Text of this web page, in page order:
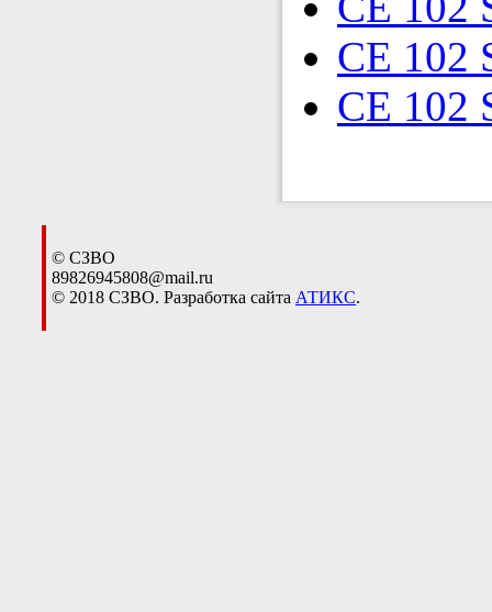
CE 102
CE 102
© СЗВО
89826945808@mail.ru
© 2018 СЗВО. Разработка сайта АТИКС.